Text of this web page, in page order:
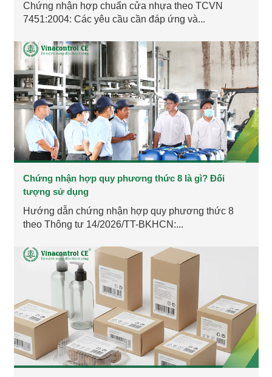
Chứng nhận hợp chuẩn cửa nhựa theo TCVN
7451:2004: Các yêu cầu cần đáp ứng và...
Chứng nhận hợp quy phương thức 8 là gì? Đối
tượng sử dụng
Hướng dẫn chứng nhận hợp quy phương thức 8
theo Thông tư 14/2026/TT-BKHCN:...